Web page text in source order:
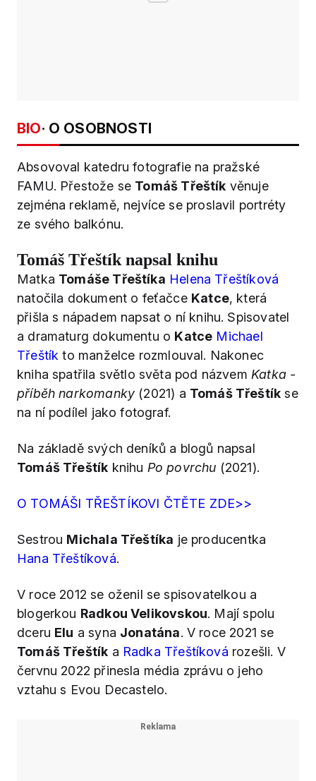
BIO· O OSOBNOSTI
Absovoval katedru fotografie na pražské
FAMU. Přestože se Tomáš Třeštík věnuje
zejména reklamě, nejvíce se proslavil portréty
ze svého balkónu.
Tomáš Třeštík napsal knihu
Matka Tomáše Třeštíka Helena Třeštíková
natočila dokument o feťačce Katce, která
přišla s nápadem napsat o ní knihu. Spisovatel
a dramaturg dokumentu o Katce Michael
Třeštík to manželce rozmlouval. Nakonec
kniha spatřila světlo světa pod názvem Katka -
příběh narkomanky (2021) a Tomáš Třeštík se
na ní podílel jako fotograf.
Na základě svých deníků a blogů napsal
Tomáš Třeštík knihu Po povrchu (2021).
O TOMÁŠI TŘEŠTÍKOVI ČTĚTE ZDE>>
Sestrou Michala Třeštíka je producentka
Hana Třeštíková.
V roce 2012 se oženil se spisovatelkou a
blogerkou Radkou Velikovskou. Mají spolu
dceru Elu a syna Jonatána. V roce 2021 se
Tomáš Třeštík a Radka Třeštíková rozešli. V
červnu 2022 přinesla média zprávu o jeho
vztahu s Evou Decastelo.